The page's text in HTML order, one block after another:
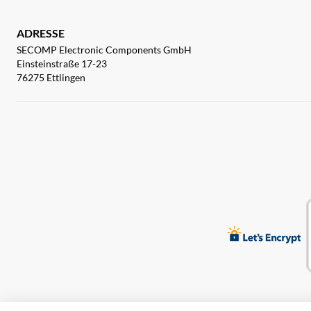
ADRESSE
SECOMP Electronic Components GmbH
Einsteinstraße 17-23
76275 Ettlingen